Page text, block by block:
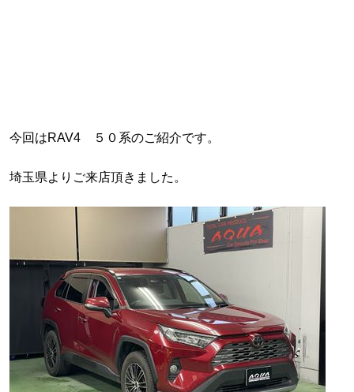
今回はRAV4 ５０系のご紹介です。
埼玉県よりご来店頂きました。